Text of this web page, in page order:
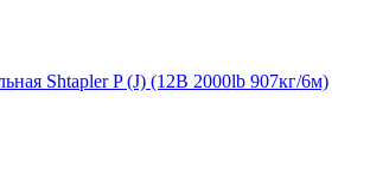
Shtapler P (J) (12В 2000lb 907кг/6м)